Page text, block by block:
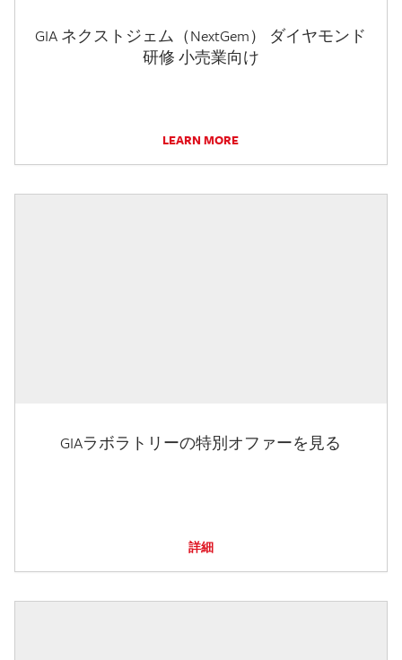
GIA ネクストジェム（NextGem） ダイヤモンド
研修 小売業向け
LEARN MORE
GIAラボラトリーの特別オファーを見る
詳細